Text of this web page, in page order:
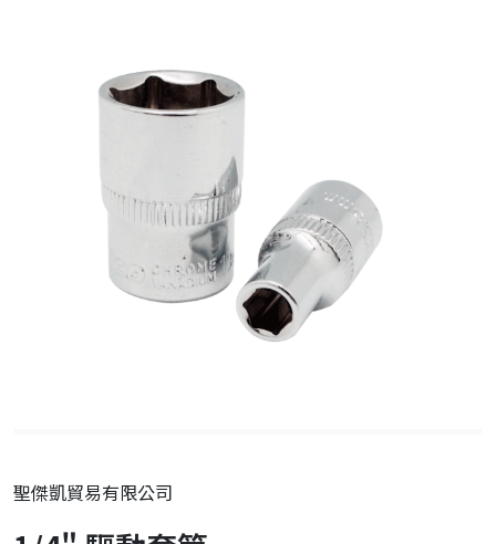
聖傑凱貿易有限公司